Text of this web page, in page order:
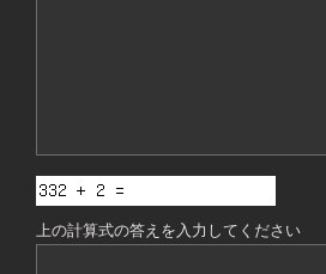
上の計算式の答えを入力してください